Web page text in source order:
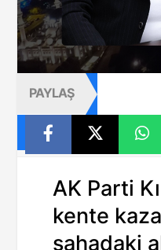
PAYLAŞ
AK Parti
kente
sahadaki